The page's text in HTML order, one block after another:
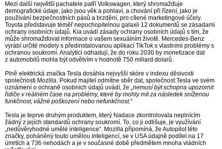
Mezi další největší pachatele patří Volkswagen, který shromažďuje
demografické údaje, jako jsou věk a pohlaví, a chování při řízení, jako je
používání bezpečnostních pásů a brzdění, pro cílené marketingové účely.
Toyota představuje téměř nepochopitelnou galaxii 12 dokumentů se zásadami
ochrany osobních údajů. Kia uvádí zásady ochrany osobních údajů s tím, že
může shromažďovat informace o vašem sexuálním životě. Mercedes-Benz
vyrábí určité modely s předinstalovanou aplikací TikTok s vlastními problémy s
ochranou soukromí. Analytici odhadují, že do roku 2030 by monetizace dat
z automobilů mohla být odvětvím v hodnotě 750 miliard dolarů.
Plně elektrická značka Tesla dosáhla nejvyšší skóre v indexu děsivosti
společnosti Mozilla. Pokud majitel odmítne sběr dat, společnost Tesla ve svém
oznámení o ochraně osobních údajů uvádí, že „nemusí být schopna upozornit
řidiče v reálném čase na problémy, které by mohly mít za následek sníženou
funkčnost, vážné poškození nebo nefunkčnost.“
Tesla je teprve druhým produktem, který Nadace zkontrolovala neplnícím
žádný z jejích standardů ochrany soukromí. To, co ji odlišuje, je využívání
„nedůvěryhodné umělé inteligence“. Mozilla připomíná, že Autopilot této
značky, poháněný touto umělou inteligencí, se v USA údajně podílel na 17
úmrtích a 736 nehodách a je v současné době předmětem mnoha vládních